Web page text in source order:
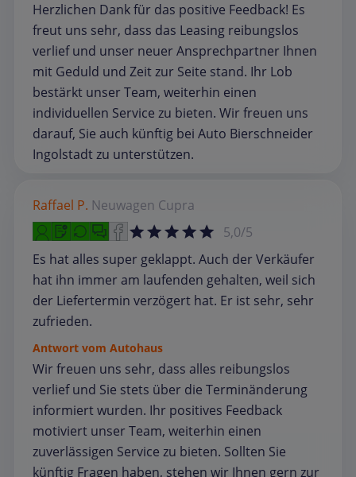
Herzlichen Dank für das positive Feedback! Es
freut uns sehr, dass das Leasing reibungslos
verlief und unser neuer Ansprechpartner Ihnen
mit Geduld und Zeit zur Seite stand. Ihr Lob
bestärkt unser Team, weiterhin einen
individuellen Service zu bieten. Wir freuen uns
darauf, Sie auch künftig bei Auto Bierschneider
Ingolstadt zu unterstützen.
Raffael P. Neuwagen Cupra
5,0/5
Es hat alles super geklappt. Auch der Verkäufer
hat ihn immer am laufenden gehalten, weil sich
der Liefertermin verzögert hat. Er ist sehr, sehr
zufrieden.
Antwort vom Autohaus
Wir freuen uns sehr, dass alles reibungslos
verlief und Sie stets über die Terminänderung
informiert wurden. Ihr positives Feedback
motiviert unser Team, weiterhin einen
zuverlässigen Service zu bieten. Sollten Sie
künftig Fragen haben, stehen wir Ihnen gern zur